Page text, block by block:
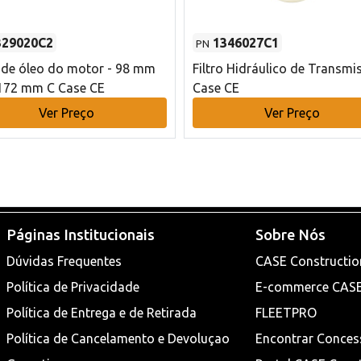
óleo do motor - 98 mm
mm C Case CE
Ver Preço
PN 1346027C1
Filtro Hidráulico de
Case CE
Ver Preço
Páginas Institucionais
Dúvidas Frequentes
Política de Privacidade
Política de Entrega e de Retirada
Política de Cancelamento e Devoluçao
Sobre Nós
CASE
E-commerce
FLEETPRO
Encontrar